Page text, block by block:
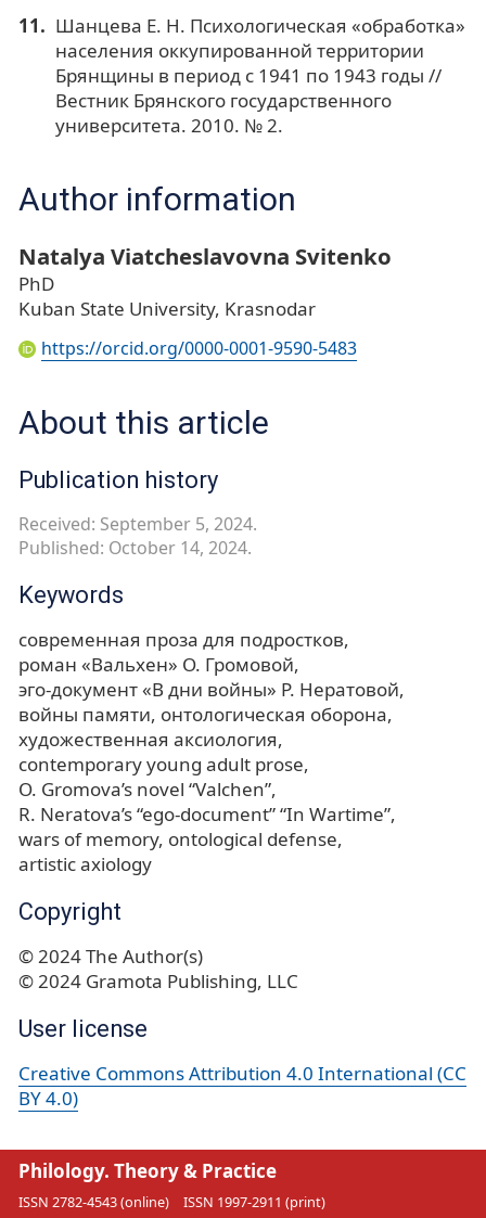
Шанцева Е. Н. Психологическая «обработка»
населения оккупированной территории
Брянщины в период с 1941 по 1943 годы //
Вестник Брянского государственного
университета. 2010. № 2.
Author information
Natalya Viatcheslavovna Svitenko
PhD
Kuban State University, Krasnodar
https://orcid.org/0000-0001-9590-5483
About this article
Publication history
Received: September 5, 2024.
Published: October 14, 2024.
Keywords
современная проза для подростков
роман «Вальхен» О. Громовой
эго-документ «В дни войны» Р. Нератовой
войны памяти онтологическая оборона
художественная аксиология
contemporary young adult prose
O. Gromova’s novel “Valchen”
R. Neratova’s “ego-document” “In Wartime”
wars of memory ontological defense
artistic axiology
Copyright
© 2024 The Author(s)
© 2024 Gramota Publishing, LLC
User license
Creative Commons Attribution 4.0 International (CC
BY 4.0)
Philology. Theory & Practice
ISSN 2782-4543 (online) ISSN 1997-2911 (print)